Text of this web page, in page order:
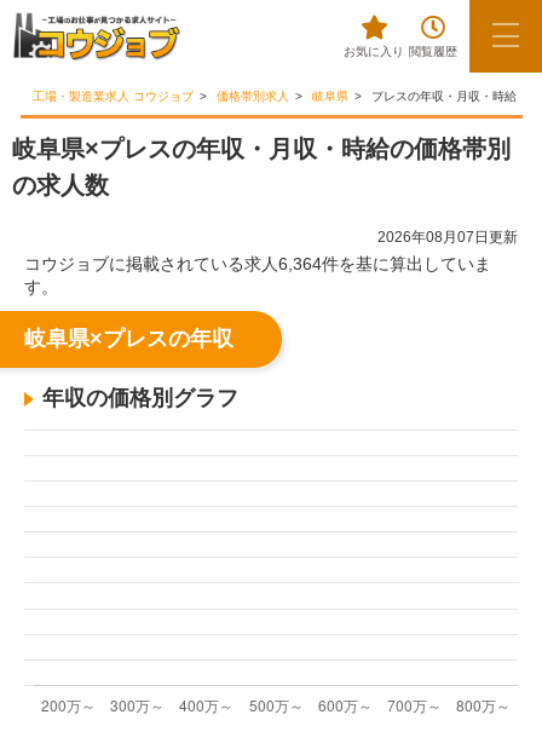
お気に入り 閲覧履歴
工場・製造業求人 コウジョブ 価格帯別求人 岐阜県 プレスの年収・月収・時給
岐阜県×プレスの年収・月収・時給の価格帯別
の求人数
2026年08月07日更新
コウジョブに掲載されている求人6,364件を基に算出していま
す。
岐阜県×プレスの年収
年収の価格別グラフ